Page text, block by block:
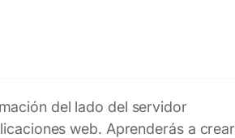
del lado del servidor
web. Aprenderás a crear